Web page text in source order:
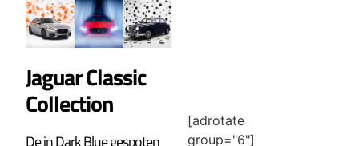
Jaguar Classic
Collection
De in Dark Blue gespoten
[adrotate
group="6"]